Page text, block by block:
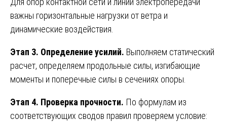
важны горизонтальные нагрузки от ветра и
динамические воздействия.
Этап 3. Определение усилий. Выполняем статический
расчет, определяем продольные силы, изгибающие
моменты и поперечные силы в сечениях опоры.
Этап 4. Проверка прочности. По формулам из
соответствующих сводов правил проверяем условие: